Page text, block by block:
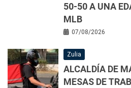
50-50 A UNA
MLB
07/08/2026
Zulia
ALCALDÍA DE
MESAS DE